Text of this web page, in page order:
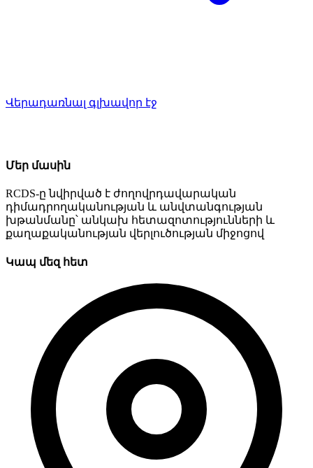
Վերադառնալ գլխավոր էջ
Մեր մասին
RCDS-ը նվիրված է ժողովրդավարական
դիմադրողականության և անվտանգության
խթանմանը՝ անկախ հետազոտությունների և
քաղաքականության վերլուծության միջոցով
Կապ մեզ հետ